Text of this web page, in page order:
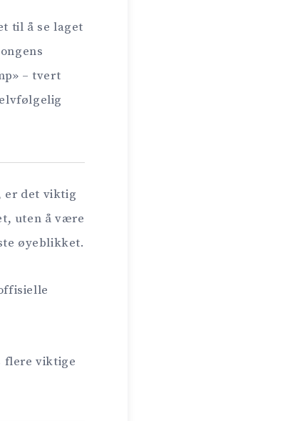
til å se laget
– tvert
er det viktig
uten å være
øyeblikket.
flere viktige